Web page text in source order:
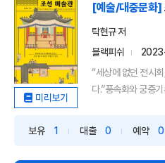
미리보기
[예술/대중문화]
탁현규 저
블랙피쉬
“세상에 없던 전시
다.”풍속화와 궁중
보유 1 대출 0 예약 0